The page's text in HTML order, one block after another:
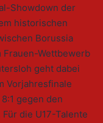
Showdown der
historischen
Borussia
Frauen-Wettbewerb
geht dabei
Vorjahresfinale
gegen den
die U17-Talente